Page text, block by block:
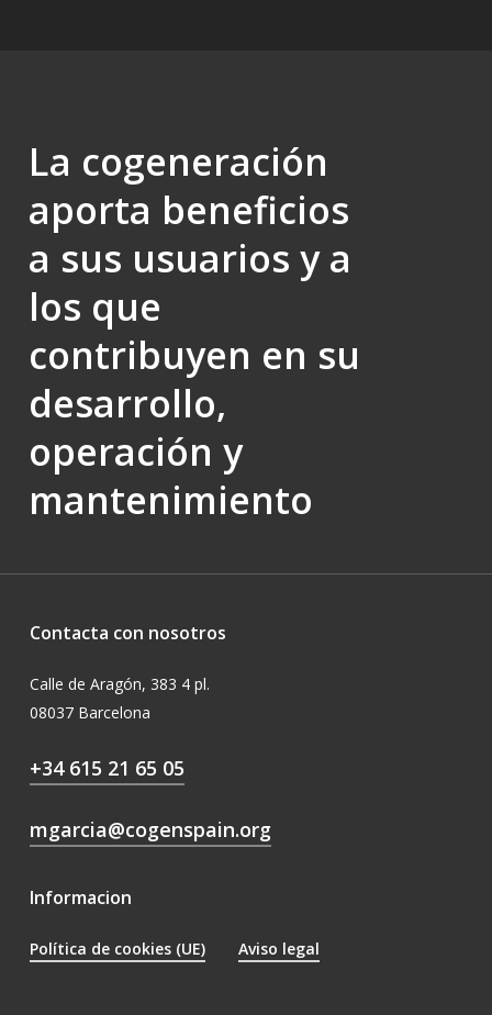
La cogeneración
aporta beneficios
a sus usuarios y a
los que
contribuyen en su
desarrollo,
operación y
mantenimiento
Contacta con nosotros
Calle de Aragón, 383 4 pl.
08037 Barcelona
+34 615 21 65 05
mgarcia@cogenspain.org
Informacion
Política de cookies (UE) Aviso legal